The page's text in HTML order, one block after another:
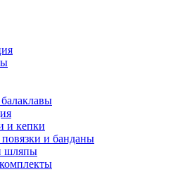
и кепки
и банданы
шляпы